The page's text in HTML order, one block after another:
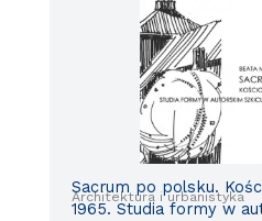
Architektura i urbanistyka
Sacrum po polsku.
1965. Studia formy w